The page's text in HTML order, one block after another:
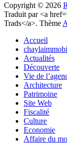
Copyright © 2026
Traduit par <a
Trads</a>. Thème
Accueil
Actualités
Découverte
Vie de
Architecture
Patrimoine
Site Web
Fiscalité
Culture
Economie
Affaire du